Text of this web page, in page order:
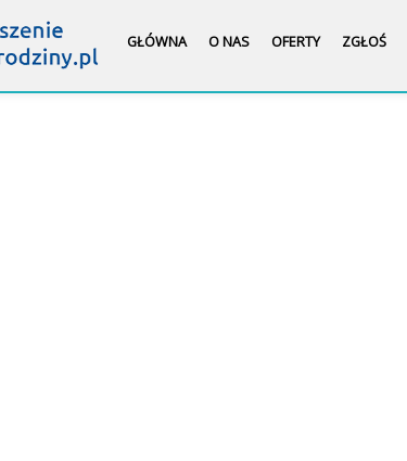
GŁÓWNA O NAS OFERTY ZGŁOŚ